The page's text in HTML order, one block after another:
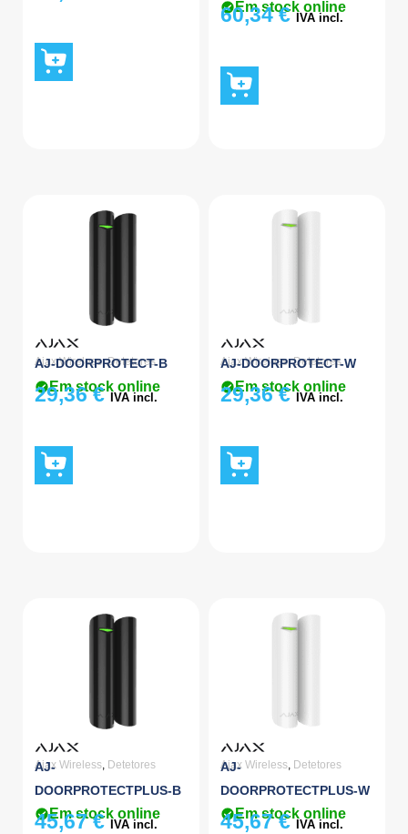
Em stock online
60,34€ IVA incl.
Ajax Wireless,Detetores
AJ-DOORPROTECT-B
Em stock online
29,36€ IVA incl.
Ajax Wireless,Detetores
AJ-DOORPROTECT-W
Em stock online
29,36€ IVA incl.
Ajax Wireless, Detetores
AJ-
DOORPROTECTPLUS-B
Em stock online
45,67€ IVA incl.
Ajax Wireless, Detetores
AJ-
DOORPROTECTPLUS-W
Em stock online
45,67€ IVA incl.